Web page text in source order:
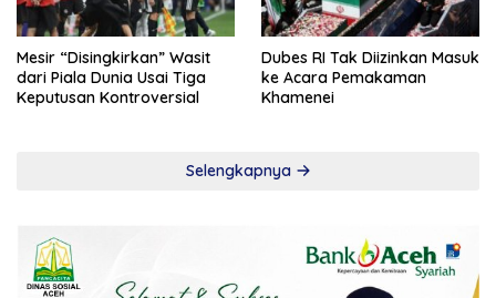
Mesir “Disingkirkan” Wasit
dari Piala Dunia Usai Tiga
Keputusan Kontroversial
Dubes RI Tak Diizinkan Masuk
ke Acara Pemakaman
Khamenei
Selengkapnya